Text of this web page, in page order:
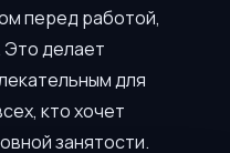
перед работой,
Это делает
для
кто хочет
занятости.